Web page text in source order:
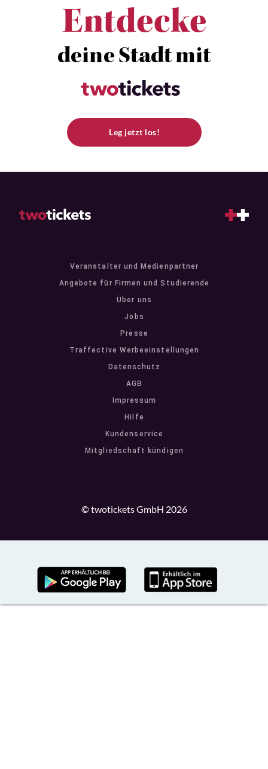
Entdecke
deine Stadt mit
Leg jetzt los!
Veranstalter und Medienpartner
Angebote für Firmen und Studierende
Über uns
Jobs
Presse
Traffective Werbeeinstellungen
Datenschutz
AGB
Impressum
Hilfe
Kundenservice
Mitgliedschaft kündigen
© twotickets GmbH 2026